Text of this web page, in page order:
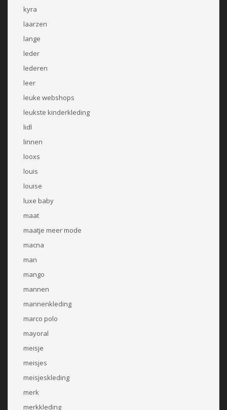
kyra
laarzen
lange
leder
lederen
leer
leuke webshops
leukste kinderkleding
lidl
linnen
looxs
louis
louise
luxe baby
maat
maatje meer mode
macna
man
mango
mannen
mannenkleding
marco polo
mayoral
meisje
meisjes
meisjeskleding
merk
merkkleding